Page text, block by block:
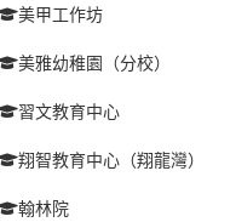
美甲工作坊
美雅幼稚園（分校）
習文教育中心
翔智教育中心（翔龍灣）
翰林院